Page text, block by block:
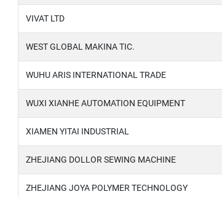
VIVAT LTD
WEST GLOBAL MAKINA TIC.
WUHU ARIS INTERNATIONAL TRADE
WUXI XIANHE AUTOMATION EQUIPMENT
XIAMEN YITAI INDUSTRIAL
ZHEJIANG DOLLOR SEWING MACHINE
ZHEJIANG JOYA POLYMER TECHNOLOGY